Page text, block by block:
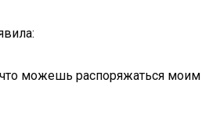
можешь распоряжаться моим